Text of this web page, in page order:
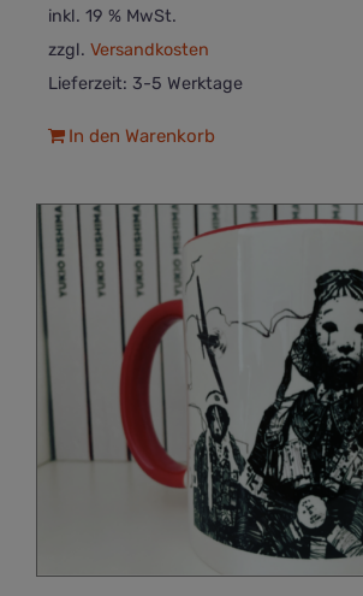
inkl. 19 % MwSt.
zzgl. Versandkosten
Lieferzeit: 3-5 Werktage
In den Warenkorb